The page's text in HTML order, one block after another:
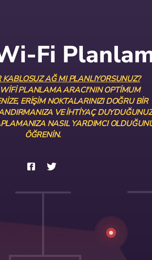
Fi
KABLOSUZ AĞ MI PLANLIYORSUNUZ?
PLANLAMA ARACI'NIN OPTIMUM
ERIŞIM NOKTALARINIZI DOĞRU BIR
VE IHTIYAÇ DUYDUĞUNUZ
NASIL YARDIMCI
ÖĞRENIN.